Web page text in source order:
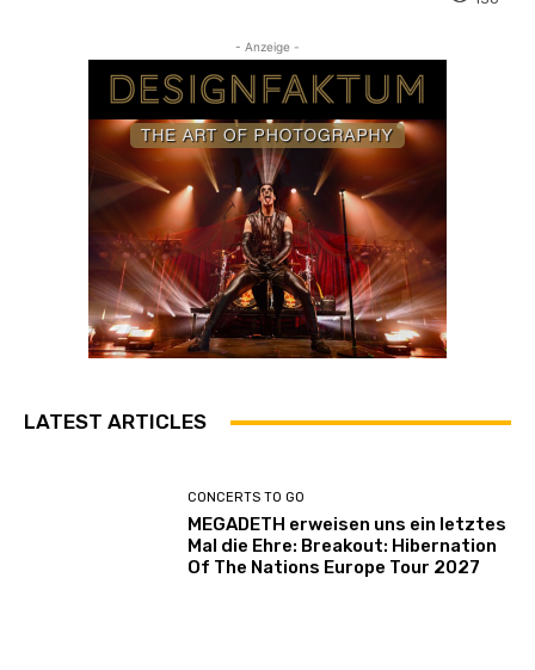
- Anzeige -
LATEST ARTICLES
CONCERTS TO GO
MEGADETH erweisen uns ein letztes
Mal die Ehre: Breakout: Hibernation
Of The Nations Europe Tour 2027